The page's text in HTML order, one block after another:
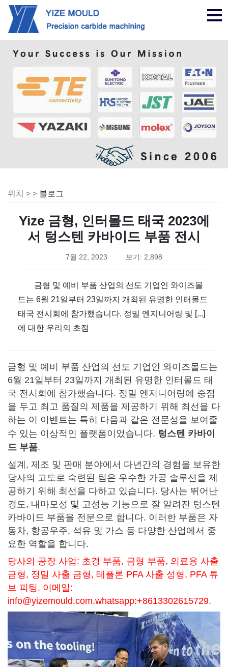
탐
색
위치 > > 블로그
Yize 금형, 인터몰드 태국 2023에
서 텅스텐 카바이드 부품 전시
7월 22, 2023 보기: 2,898
금형 및 예비 부품 산업의 선도 기업인 와이즈몰
드는 6월 21일부터 23일까지 개최된 유명한 인터몰드
태국 전시회에 참가했습니다. 정밀 엔지니어링 및 [...]
에 대한 우리의 초점
금형 및 예비 부품 산업의 선도 기업인 와이즈몰드는
6월 21일부터 23일까지 개최된 유명한 인터몰드 태
국 전시회에 참가했습니다. 정밀 엔지니어링에 중점
을 두고 최고 품질의 제품을 제공하기 위해 최선을 다
하는 이 이벤트는 특히 다음과 같은 전문성을 보여줄
수 있는 이상적인 플랫폼이었습니다. 텅스텐 카바이
드 부품.
설계, 제조 및 판매 분야에서 다년간의 경험을 보유한
당사의 고도로 숙련된 팀은 우수한 가공 솔루션을 제
공하기 위해 최선을 다하고 있습니다. 당사는 뛰어난
경도, 내마모성 및 고성능 기능으로 잘 알려진 텅스텐
카바이드 부품을 전문으로 합니다. 이러한 부품은 자
동차, 항공우주, 석유 및 가스 등 다양한 산업에서 중
요한 역할을 합니다.
당사의 공장 사업: 초경 부품, 금형 부품, 의료용 사출
금형, 정밀 사출 금형, 테플론 PFA 사출 성형, PFA 튜
브 피팅. 이메일:
info@yizemould.com,whatsapp:+8613302615729.